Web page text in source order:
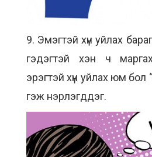
9. Эмэгтэй хүн уйлах
гэдэгтэй хэн ч
эрэгтэй хүн уйлах юм бол
гэж нэрлэгддэг.